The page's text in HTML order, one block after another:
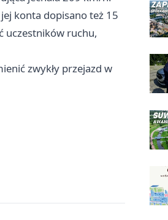
konta dopisano też 15
uczestników ruchu,
zwykły przejazd w